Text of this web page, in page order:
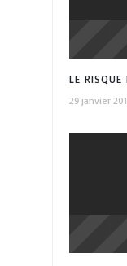
LE RISQUE
29 janvier